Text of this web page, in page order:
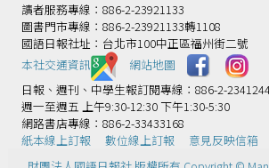
讀者服務專線：886-2-23921133
圖書門市專線：886-2-23921133轉1108
國語日報社址：台北市100中正區福州街二號
本社交通資訊️
網站地圖
日報、週刊、中學生報訂閱專線：886-2-
週一至週五 上午9:30-12:30 下午1:30-5:30
網路書店專線：886-2-33433168
紙本線上訂報
數位線上訂報
意見反映信箱